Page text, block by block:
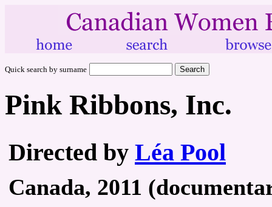
Quick search by surname
Pink Ribbons, Inc.
Directed by Léa Pool
Canada, 2011